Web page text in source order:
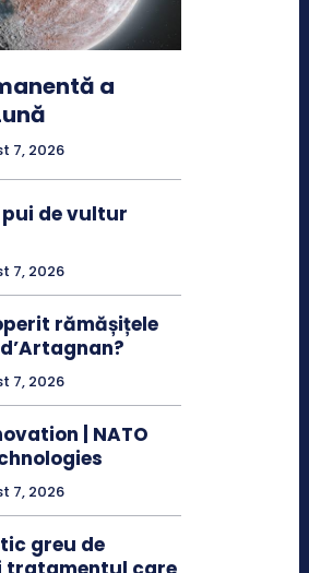
a
7, 2026
de vultur
7, 2026
rămășițele
7, 2026
| NATO
7, 2026
greu de